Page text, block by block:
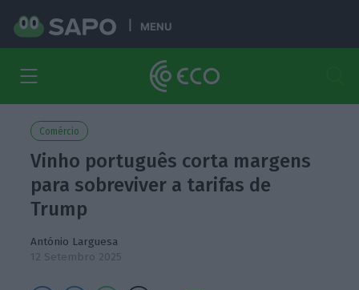
MENU
Comércio
Vinho português corta margens
para sobreviver a tarifas de
Trump
António Larguesa
12 Setembro 2025